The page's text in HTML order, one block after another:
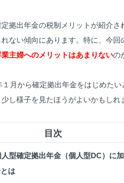
拠出年金の税制メリットが紹介さ
ない傾向にあります。特に、今
業主婦へのメリットはあまりないの
月から確定拠出年金をはじめたい
し様子を見たほうがよいかもしれ
目次
型確定拠出年金（個人型DC）に
は